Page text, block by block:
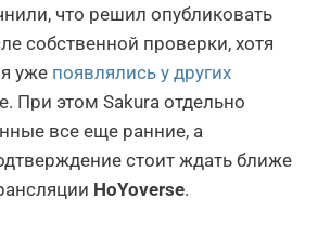
что решил опубликовать
собственной проверки, хотя
уже появлялись у других
При этом Sakura отдельно
все еще ранние, а
стоит ждать ближе
HoYoverse.